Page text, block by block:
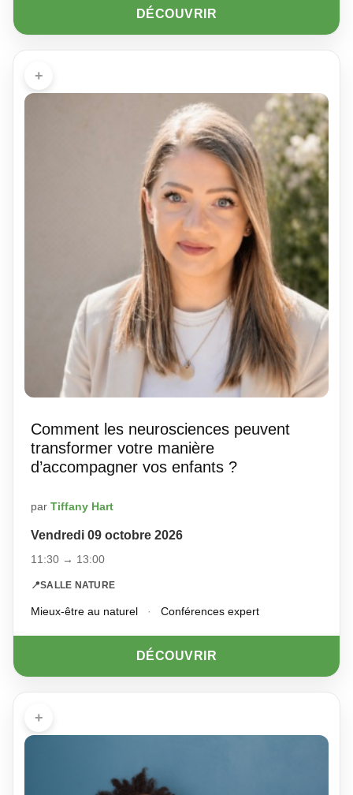
DÉCOUVRIR
+
Comment les neurosciences peuvent
transformer votre manière
d’accompagner vos enfants ?
par Tiffany Hart
Vendredi 09 octobre 2026
11:30 → 13:00
📍SALLE NATURE
Mieux-être au naturel · Conférences expert
DÉCOUVRIR
+